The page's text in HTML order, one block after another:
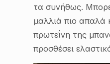
τα συνήθως.
μαλλιά πιο απαλά
πρωτεΐνη της
προσθέσει